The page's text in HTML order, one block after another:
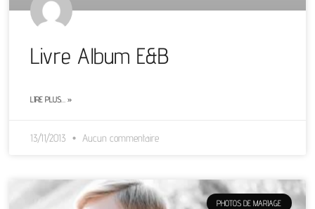
Livre Album E&B
LIRE PLUS… »
13/11/2013 Aucun commentaire
PHOTOS DE MARIAGE